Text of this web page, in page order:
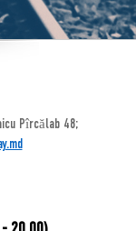
Pîrcălab 48;